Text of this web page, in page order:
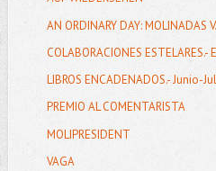
AN ORDINARY DAY: MOLINADAS
COLABORACIONES
LIBROS ENCADENADOS.- Junio-
PREMIO AL COMENTARISTA
MOLIPRESIDENT
VAGA